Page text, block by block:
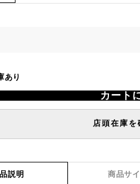
あり
カート
店頭在庫を
説明 商品サ